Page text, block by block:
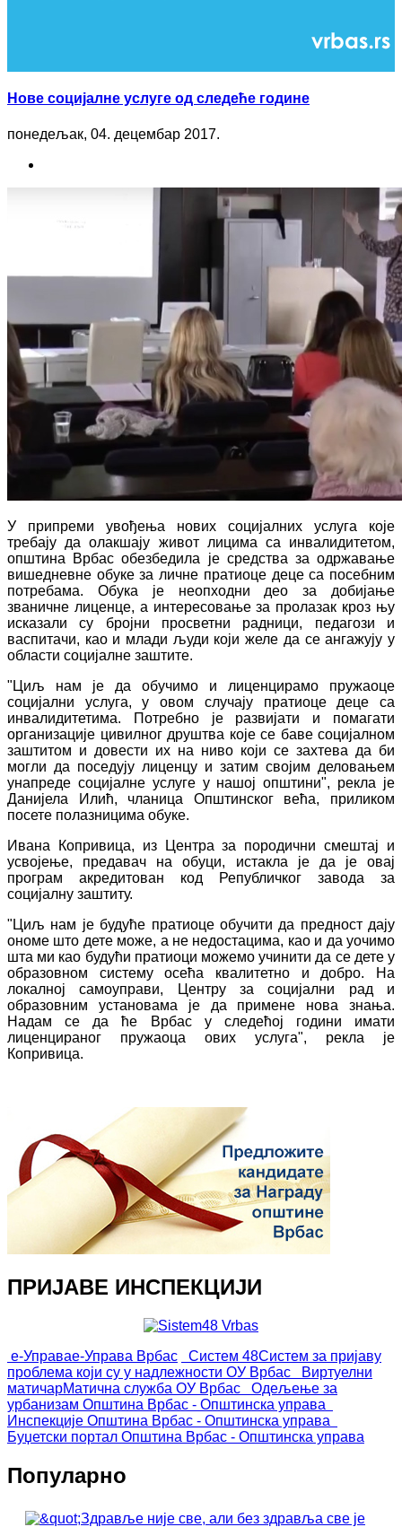
Нове социјалне услуге од следеће године
понедељак, 04. децембар 2017.
У припреми увођења нових социјалних услуга које
требају да олакшају живот лицима са инвалидитетом,
општина Врбас обезбедила је средства за одржавање
вишедневне обуке за личне пратиоце деце са посебним
потребама. Обука је неопходни део за добијање
званичне лиценце, а интересовање за пролазак кроз њу
исказали су бројни просветни радници, педагози и
васпитачи, као и млади људи који желе да се ангажују у
области социјалне заштите.
"Циљ нам је да обучимо и лиценцирамо пружаоце
социјални услуга, у овом случају пратиоце деце са
инвалидитетима. Потребно је развијати и помагати
организације цивилног друштва које се баве социјалном
заштитом и довести их на ниво који се захтева да би
могли да поседују лиценцу и затим својим деловањем
унапреде социјалне услуге у нашој општини", рекла је
Данијела Илић, чланица Општинског већа, приликом
посете полазницима обуке.
Ивана Копривица, из Центра за породични смештај и
усвојење, предавач на обуци, истакла је да је овај
програм акредитован код Републичког завода за
социјалну заштиту.
"Циљ нам је будуће пратиоце обучити да предност дају
ономе што дете може, а не недостацима, као и да уочимо
шта ми као будући пратиоци можемо учинити да се дете у
образовном систему осећа квалитетно и добро. На
локалној самоуправи, Центру за социјални рад и
образовним установама је да примене нова знања.
Надам се да ће Врбас у следећој години имати
лиценцираног пружаоца ових услуга", рекла је
Копривица.
ПРИЈАВЕ ИНСПЕКЦИЈИ
е-Управае-Управа Врбас Систем 48Систем за пријаву
проблема који су у надлежности ОУ Врбас
Виртуелни
матичарМатична служба ОУ Врбас
Одељење за
урбанизам Општина Врбас - Општинска управа
Инспекције Општина Врбас - Општинска управа
Буџетски портал Општина Врбас - Општинска управа
Популарно